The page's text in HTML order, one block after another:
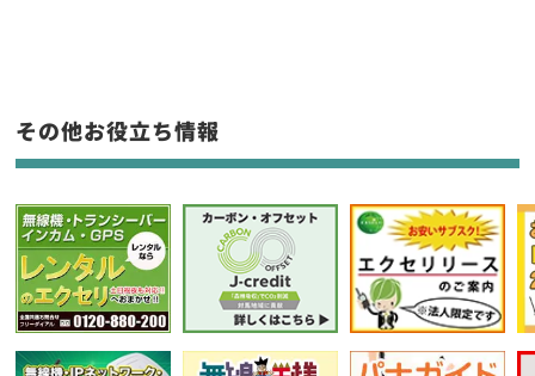
フリーワード入力(製品名等)
選択条件をリセット
その他お役立ち情報